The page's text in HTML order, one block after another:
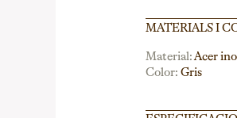
MATERIALS I
Material:Acer
Color: Gris